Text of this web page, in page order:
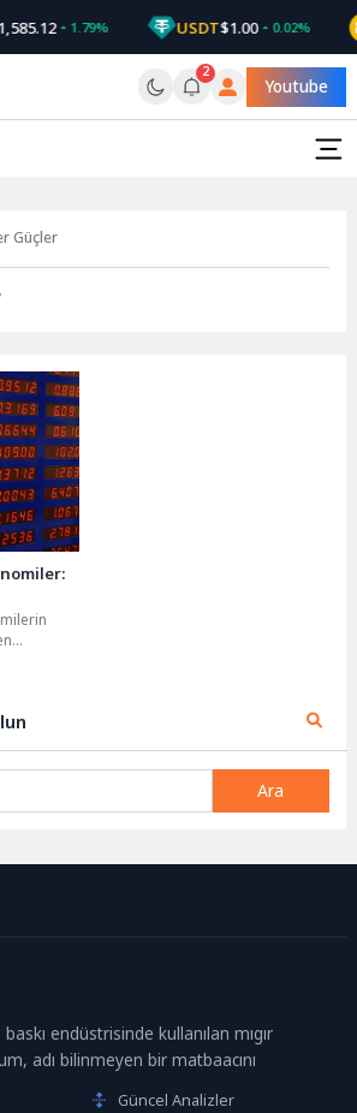
1.79% USDT$1.00 0.02%
2
Youtube
Güçler
endüstrisinde kullanılan mıgır
adı bilinmeyen bir matbaacını
Güncel Analizler